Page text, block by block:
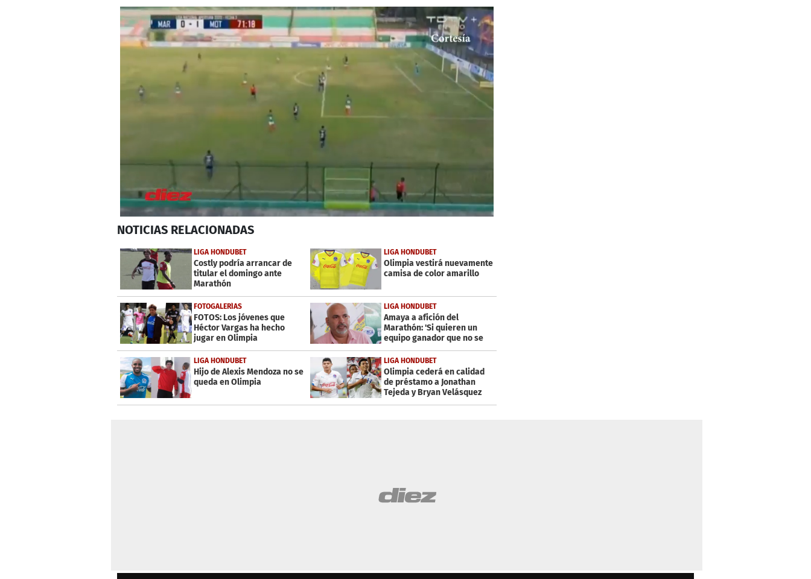
seconds
1
minute,
secondsVolume
0%
NOTICIAS RELACIONADAS
LIGA HONDUBET
Costly podría arrancar de
titular el domingo ante
Marathón
LIGA HONDUBET
Olimpia vestirá nuevamente
camisa de color amarillo
FOTOGALERÍAS
FOTOS: Los jóvenes que
Héctor Vargas ha hecho
jugar en Olimpia
LIGA HONDUBET
Amaya a afición del
Marathón: 'Si quieren un
equipo ganador que no se
queden en casa'
LIGA HONDUBET
Hijo de Alexis Mendoza no se
queda en Olimpia
LIGA HONDUBET
Olimpia cederá en calidad
de préstamo a Jonathan
Tejeda y Bryan Velásquez